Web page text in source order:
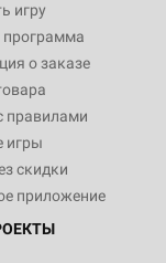
игру
программа
о заказе
правилами
игры
скидки
приложение